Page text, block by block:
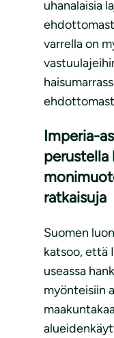
uhanalaisia
varrella on
Imperia-
perustella
ratkaisuja
Suomen
katsoo, että
useassa
myönteisiin